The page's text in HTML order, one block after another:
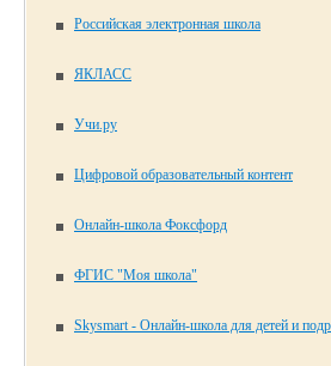
Российская электронная школа
ЯКЛАСС
Учи.ру
Цифровой образовательный контент
Онлайн-школа Фоксфорд
ФГИС "Моя школа"
Skysmart - Онлайн-школа для детей и